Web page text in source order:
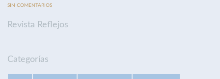
SIN COMENTARIOS
Revista Reflejos
Categorías